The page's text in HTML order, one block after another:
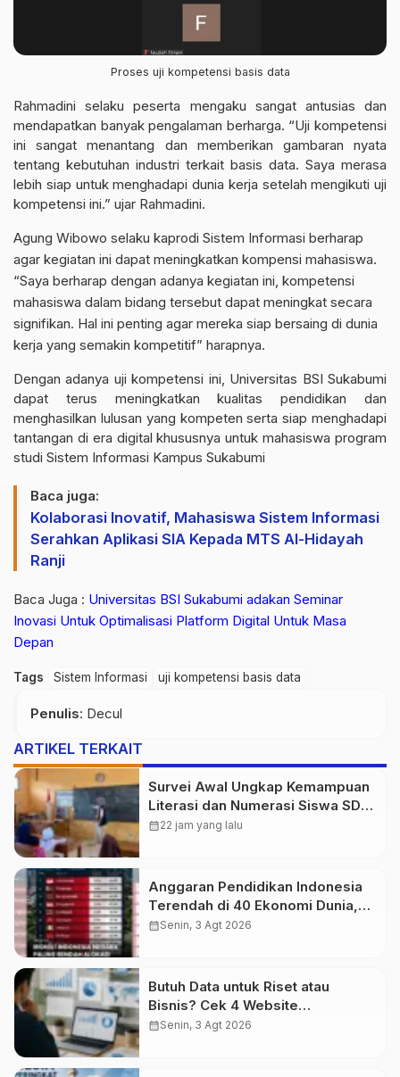
Proses uji kompetensi basis data
Rahmadini selaku peserta mengaku sangat antusias dan
mendapatkan banyak pengalaman berharga. “Uji kompetensi
ini sangat menantang dan memberikan gambaran nyata
tentang kebutuhan industri terkait basis data. Saya merasa
lebih siap untuk menghadapi dunia kerja setelah mengikuti uji
kompetensi ini.” ujar Rahmadini.
Agung Wibowo selaku kaprodi Sistem Informasi berharap
agar kegiatan ini dapat meningkatkan kompensi mahasiswa.
“Saya berharap dengan adanya kegiatan ini, kompetensi
mahasiswa dalam bidang tersebut dapat meningkat secara
signifikan. Hal ini penting agar mereka siap bersaing di dunia
kerja yang semakin kompetitif” harapnya.
Dengan adanya uji kompetensi ini, Universitas BSI Sukabumi
dapat terus meningkatkan kualitas pendidikan dan
menghasilkan lulusan yang kompeten serta siap menghadapi
tantangan di era digital khususnya untuk mahasiswa program
studi Sistem Informasi Kampus Sukabumi
Baca juga:
Kolaborasi Inovatif, Mahasiswa Sistem Informasi
Serahkan Aplikasi SIA Kepada MTS Al-Hidayah
Ranji
Baca Juga : Universitas BSI Sukabumi adakan Seminar
Inovasi Untuk Optimalisasi Platform Digital Untuk Masa
Depan
Tags Sistem Informasi uji kompetensi basis data
Penulis: Decul
ARTIKEL TERKAIT
Survei Awal Ungkap Kemampuan
Literasi dan Numerasi Siswa SDN
Simpenan
calendar_month22 jam yang lalu
Anggaran Pendidikan Indonesia
Terendah di 40 Ekonomi Dunia,
Tantangan Akses Pendidikan
calendar_monthSenin, 3 Agt 2026
Butuh Data untuk Riset atau
Bisnis? Cek 4 Website
Terpercaya Ini
calendar_monthSenin, 3 Agt 2026